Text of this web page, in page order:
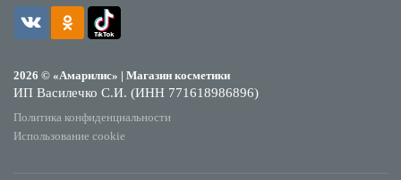
2026 © «Амарилис» | Магазин косметики
ИП Василечко С.И. (ИНН 771618986896)
Политика конфиденциальности
Использование cookie